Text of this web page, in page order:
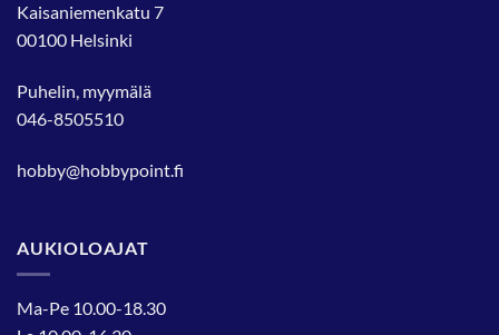
Kaisaniemenkatu 7
00100 Helsinki
Puhelin, myymälä
046-8505510
hobby@hobbypoint.fi
AUKIOLOAJAT
Ma-Pe 10.00-18.30